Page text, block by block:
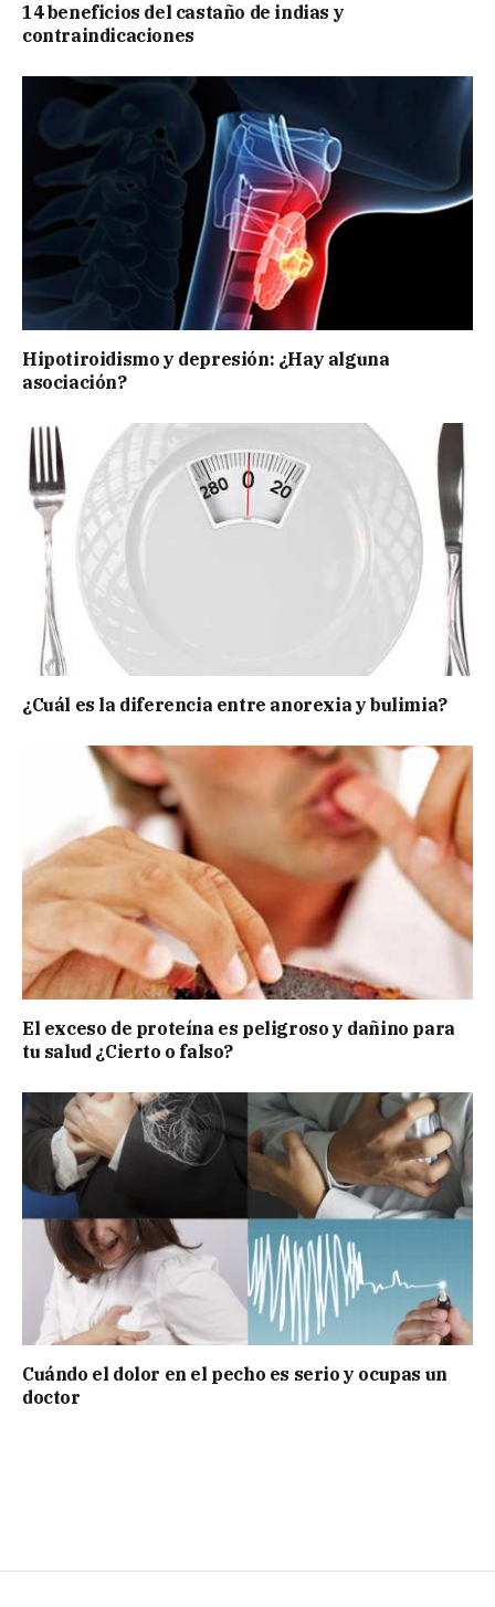
14 beneficios del castaño de indias y
contraindicaciones
Hipotiroidismo y depresión: ¿Hay alguna
asociación?
¿Cuál es la diferencia entre anorexia y bulimia?
El exceso de proteína es peligroso y dañino para
tu salud ¿Cierto o falso?
Cuándo el dolor en el pecho es serio y ocupas un
doctor